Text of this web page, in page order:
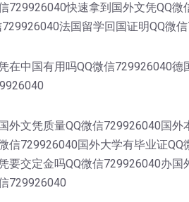
729926040快速拿到国外文凭QQ
法国留学回国证明QQ微
在中国有用吗QQ微信729926040
外文凭质量QQ微信729926040国
信729926040国外大学有毕业证
要交定金吗QQ微信729926040办
729926040